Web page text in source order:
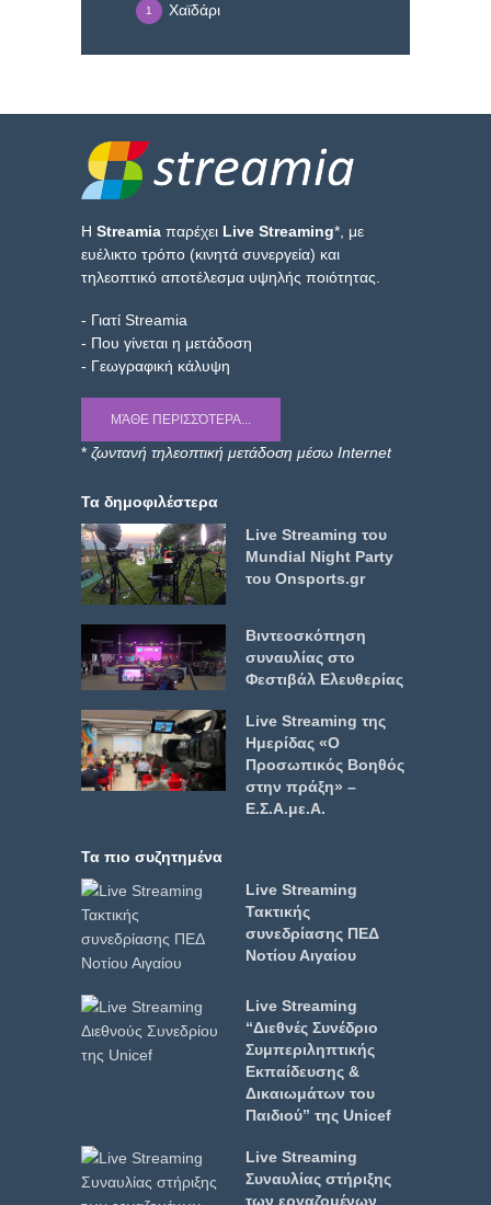
Χαϊδάρι
1
Η Streamia παρέχει Live Streaming*, με
ευέλικτο τρόπο (κινητά συνεργεία) και
τηλεοπτικό αποτέλεσμα υψηλής ποιότητας.
- Γιατί Streamia
- Που γίνεται η μετάδοση
- Γεωγραφική κάλυψη
ΜΆΘΕ ΠΕΡΙΣΣΌΤΕΡΑ...
* ζωντανή τηλεοπτική μετάδοση μέσω Internet
Τα δημοφιλέστερα
Live Streaming του
Mundial Night Party
του Onsports.gr
Βιντεοσκόπηση
συναυλίας στο
Φεστιβάλ Ελευθερίας
Live Streaming της
Ημερίδας «Ο
Προσωπικός Βοηθός
στην πράξη» –
Ε.Σ.Α.με.Α.
Τα πιο συζητημένα
Live Streaming
Τακτικής
συνεδρίασης ΠΕΔ
Νοτίου Αιγαίου
Live Streaming
“Διεθνές Συνέδριο
Συμπεριληπτικής
Εκπαίδευσης &
Δικαιωμάτων του
Παιδιού” της Unicef
Live Streaming
Συναυλίας στήριξης
των εργαζομένων